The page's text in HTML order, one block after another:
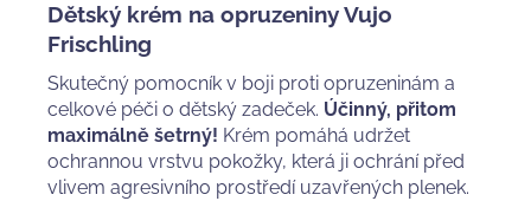
Dětský krém na opruzeniny Vujo
Frischling
Skutečný pomocník v boji proti opruzeninám a
celkové péči o dětský zadeček. Účinný, přitom
maximálně šetrný! Krém pomáhá udržet
ochrannou vrstvu pokožky, která ji ochrání před
vlivem agresivního prostředí uzavřených plenek.